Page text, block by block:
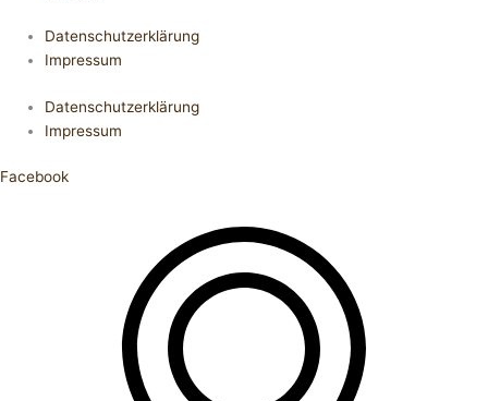
Datenschutzerklärung
Impressum
Datenschutzerklärung
Impressum
Facebook